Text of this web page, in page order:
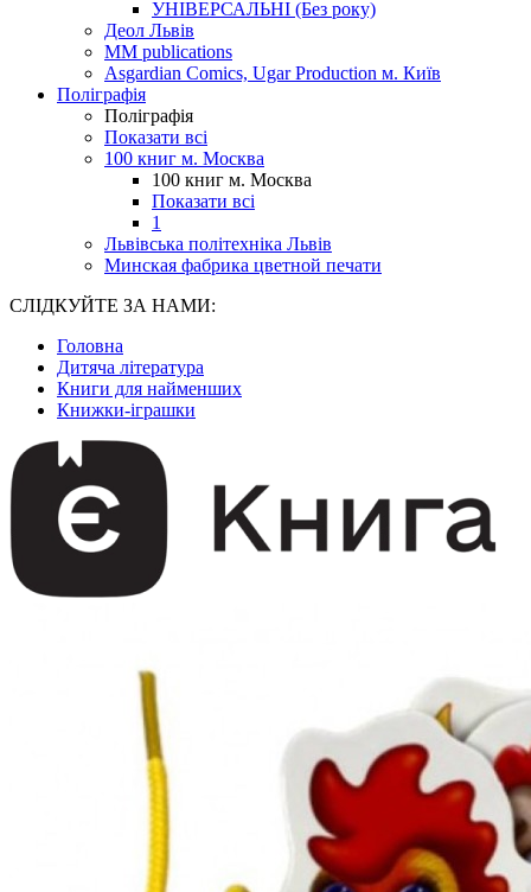
УНІВЕРСАЛЬНІ (Без року)
Деол Львів
MM publications
Asgardian Comics, Ugar Production м. Київ
Поліграфія
Поліграфія
Показати всі
100 книг м. Москва
100 книг м. Москва
Показати всі
1
Львівська політехніка Львів
Минская фабрика цветной печати
СЛІДКУЙТЕ ЗА НАМИ:
Головна
Дитяча література
Книги для найменших
Книжки-іграшки